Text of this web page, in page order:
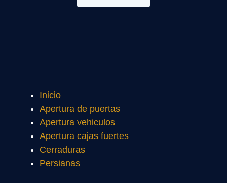
Inicio
Apertura de puertas
Apertura vehiculos
Apertura cajas fuertes
Cerraduras
Persianas